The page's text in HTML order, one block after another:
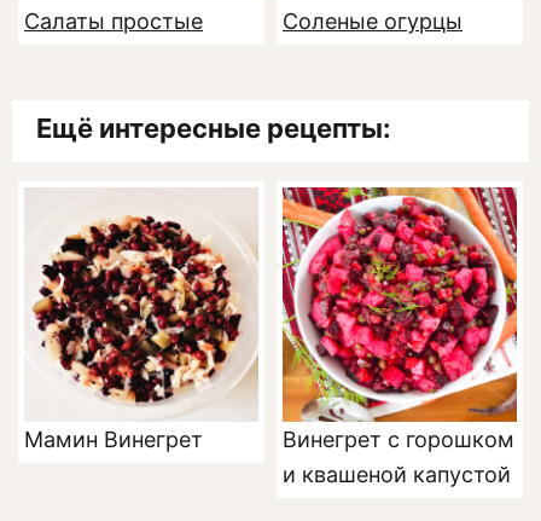
Салаты простые Соленые огурцы
Ещё интересные рецепты:
Мамин Винегрет
Винегрет с горошком
и квашеной капустой